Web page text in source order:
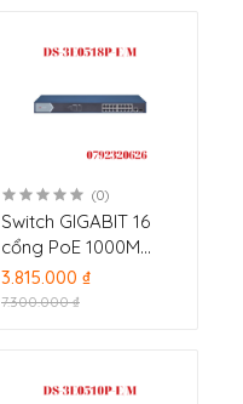
(0)
Switch GIGABIT 16
cổng PoE 1000M
HIKVISION DS-
3E0518P-E/M
3.815.000 ₫
7.300.000 ₫